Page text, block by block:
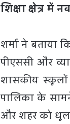
शिक्षा क्षेत्र में
शर्मा ने बताया
पीएससी और
शासकीय
पालिका के
और शहर को धूल-